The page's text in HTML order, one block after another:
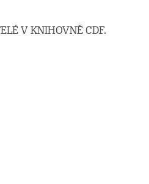
V KNIHOVNĚ CDF.